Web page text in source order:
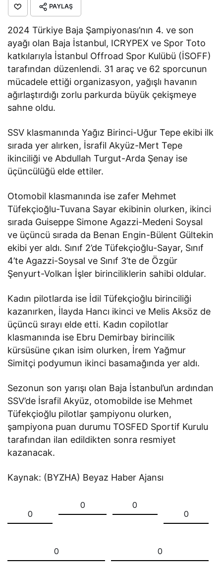
PAYLAŞ
2024 Türkiye Baja Şampiyonası’nın 4. ve son
ayağı olan Baja İstanbul, ICRYPEX ve Spor Toto
katkılarıyla İstanbul Offroad Spor Kulübü (İSOFF)
tarafından düzenlendi. 31 araç ve 62 sporcunun
mücadele ettiği organizasyon, yağışlı havanın
ağırlaştırdığı zorlu parkurda büyük çekişmeye
sahne oldu.
SSV klasmanında Yağız Birinci-Uğur Tepe ekibi ilk
sırada yer alırken, İsrafil Akyüz-Mert Tepe
ikinciliği ve Abdullah Turgut-Arda Şenay ise
üçüncülüğü elde ettiler.
Otomobil klasmanında ise zafer Mehmet
Tüfekçioğlu-Tuvana Sayar ekibinin olurken, ikinci
sırada Guiseppe Simone Agazzi-Medeni Soysal
ve üçüncü sırada da Benan Engin-Bülent Gültekin
ekibi yer aldı. Sınıf 2’de Tüfekçioğlu-Sayar, Sınıf
4’te Agazzi-Soysal ve Sınıf 3’te de Özgür
Şenyurt-Volkan İşler birinciliklerin sahibi oldular.
Kadın pilotlarda ise İdil Tüfekçioğlu birinciliği
kazanırken, İlayda Hancı ikinci ve Melis Aksöz de
üçüncü sırayı elde etti. Kadın copilotlar
klasmanında ise Ebru Demirbay birincilik
kürsüsüne çıkan isim olurken, İrem Yağmur
Simitçi podyumun ikinci basamağında yer aldı.
Sezonun son yarışı olan Baja İstanbul’un ardından
SSV’de İsrafil Akyüz, otomobilde ise Mehmet
Tüfekçioğlu pilotlar şampiyonu olurken,
şampiyona puan durumu TOSFED Sportif Kurulu
tarafından ilan edildikten sonra resmiyet
kazanacak.
Kaynak: (BYZHA) Beyaz Haber Ajansı
0
0
0
0
0 0